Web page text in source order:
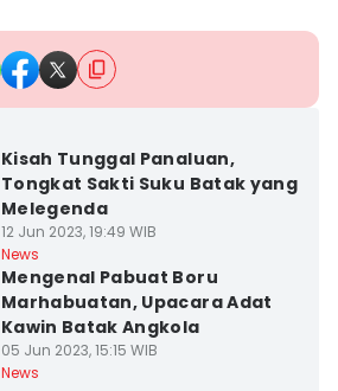
Kisah Tunggal Panaluan,
Tongkat Sakti Suku Batak yang
Melegenda
12 Jun 2023, 19:49 WIB
News
Mengenal Pabuat Boru
Marhabuatan, Upacara Adat
Kawin Batak Angkola
05 Jun 2023, 15:15 WIB
News